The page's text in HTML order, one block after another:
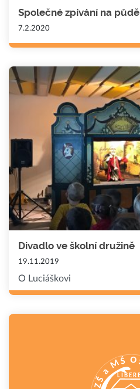
Společné zpívání na půdě
7.2.2020
Divadlo ve školní družině
19.11.2019
O Luciáškovi